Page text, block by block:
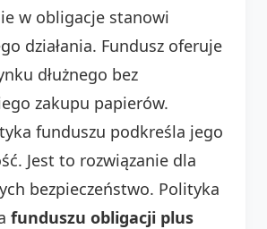
w obligacje stanowi
działania. Fundusz oferuje
dłużnego bez
zakupu papierów.
funduszu podkreśla jego
Jest to rozwiązanie dla
bezpieczeństwo. Polityka
funduszu obligacji plus